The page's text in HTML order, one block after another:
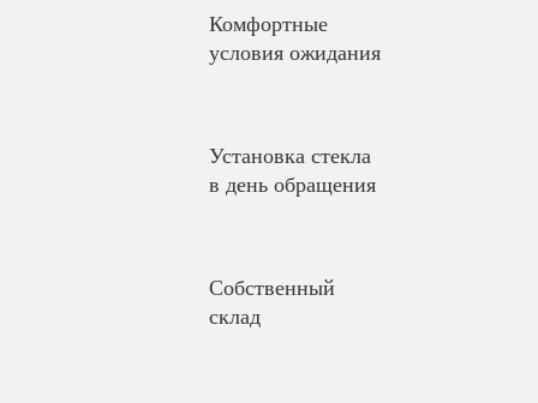
Комфортные
условия ожидания
Установка стекла
в день обращения
Собственный
склад